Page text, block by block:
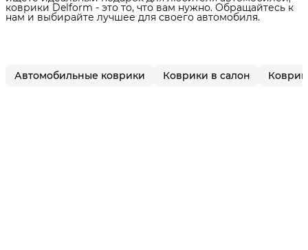
коврики Delform - это то, что вам нужно. Обращайтесь к
нам и выбирайте лучшее для своего автомобиля.
Автомобильные коврики Коврики в салон